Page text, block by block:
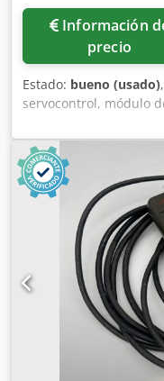
Información de
precio
Estado: bueno (usado)
servocontrol, módulo
de entrada, fuente de
tarjeta de entrada,
controlador. -
Tipo: MAXAX 100/3000
Cantidad: 2 unidades
por unidad Csdpfx
275/110/A235 mm -